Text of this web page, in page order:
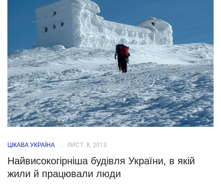
ЦІКАВА УКРАЇНА ЛИСТ. 8, 2013
Найвисокогірніша будівля України, в якій
жили й працювали люди